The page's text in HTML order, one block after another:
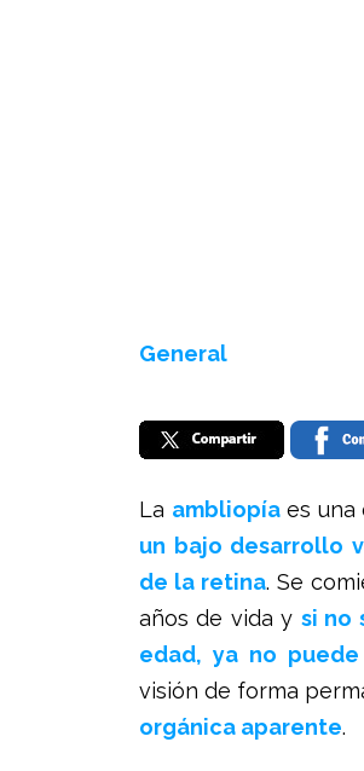
General
La ambliopíaes una
un bajo desarrollo
de la retina. Se
años de vida y si no
edad, ya no
visión de forma
orgánica aparente.